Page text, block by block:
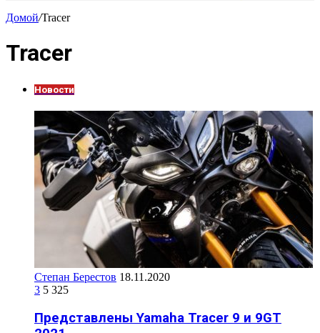
Домой/Tracer
Tracer
Новости
Степан Берестов 18.11.2020
3 5 325
Представлены Yamaha Tracer 9 и 9GT